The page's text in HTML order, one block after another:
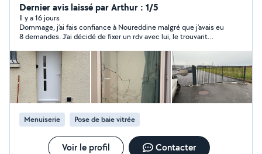
la menuiserie, la miroiterie, la serrurerie, ainsi que tous
les types d'automatismes de maison tels que les volets
roulants, les portes de garage, et les changements de
vitrage. En tant qu'ancien responsable du service
technique au sein d'un groupe national spécialisé dans
les assurances et les groupes HLM pendant plus de 10
ans, j'ai acquis une expertise inestimable en matière de
gestion de projets complexes et de solutions sur
mesure. Mon dévouement à la qualité et à la
satisfaction du client est ma priorité absolue. N'hésitez
pas à me contacter pour des services de menuiserie
fiables et professionnels. »
Dernier avis laissé par Arthur : 1/5
Il y a 16 jours
Dommage, j’ai fais confiance à Noureddine malgré que j’avais eu
8 demandes. J’ai décidé de fixer un rdv avec lui, le trouvant
prévient même pas par message pour annuler. En bref aucune
parole et me plante au dernier moment sur quelque chose
d’important qu’il m’avait validé. Je déconseille !
Menuiserie Pose de baie vitrée
Voir le profil Contacter